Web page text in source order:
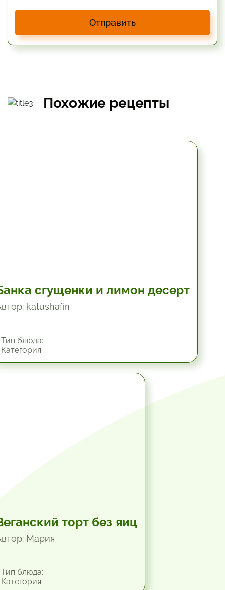
Отправить
Похожие рецепты
сгущенки и лимон десерт
katushafin
блюда:
торт без яиц
Мария
блюда: